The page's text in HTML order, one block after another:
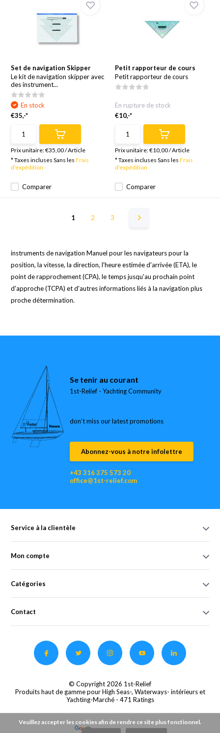
Set de navigation Skipper
Le kit de navigation skipper avec
des instrument...
Comparer
En stock
€35,-*
Prix unitaire:€35,00/Article
* Taxes incluses Sans lesFrais
d'expédition
Petit rapporteur de cours
Petit rapporteur de cours
Comparer
En rupture de stock
€10,-*
Prix unitaire:€10,00/Article
* Taxes incluses Sans les Frais
d'expédition
1 2 3
instruments de navigation Manuel pour les navigateurs pour la
position, la vitesse, la direction, l'heure estimée d'arrivée (ETA), le
point de rapprochement (CPA), le temps jusqu'au prochain point
d'approche (TCPA) et d'autres informations liés à la navigation plus
proche détermination.
Se tenir au courant
1st-Relief - Yachting Community
don’t miss our latest promotions
Abonnez-vous à notre infolettre
+43 316 375 573 20
office@1st-relief.com
Service à la clientèle
Mon compte
Catégories
Contact
© Copyright 2026 1st-Relief
Produits haut de gamme pour High Seas-, Waterways- intérieurs et
Yachting-Marché - 471 Ratings
Veuillez accepter les cookies afin de rendre ce site plus fonctionnel.